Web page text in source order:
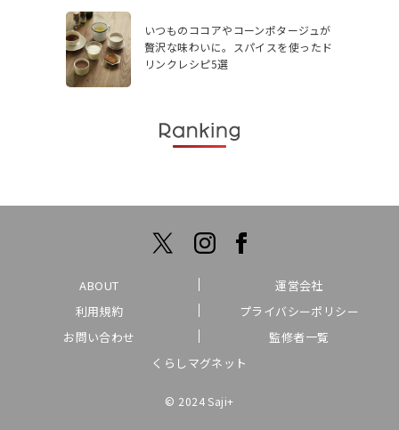
いつものココアやコーンポタージュが
贅沢な味わいに。スパイスを使ったド
リンクレシピ5選
ABOUT
運営会社
利用規約
プライバシーポリシー
お問い合わせ
監修者一覧
くらしマグネット
© 2024 Saji+